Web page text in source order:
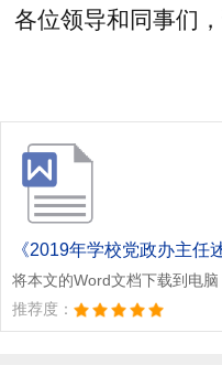
各位领导和同事们
将本文的Word文档下载到电
推荐度：